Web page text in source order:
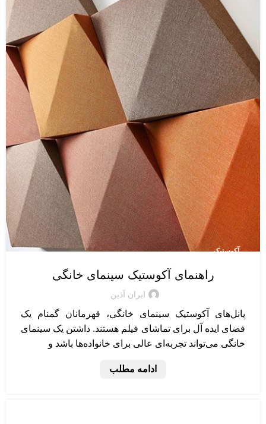
آکوستیک
راهنمای آکوستیک سینمای خانگی
ایران آذین
پانل‌های آکوستیک سینمای خانگی، قهرمانان گمنام یک
فضای ایده آل برای تماشای فیلم هستند. داشتن یک سینمای
خانگی می‌تواند تجربه‌ای عالی برای خانواده‌ها باشد و
ادامه مطلب